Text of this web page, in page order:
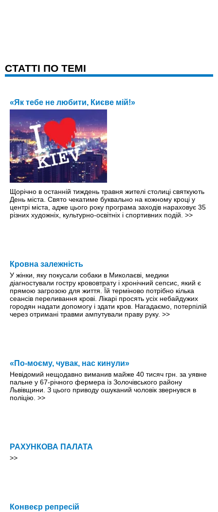
CТАТТІ ПО ТЕМІ
«Як тебе не любити, Києве мій!»
Щорічно в останній тиждень травня жителі столиці святкують
День міста. Свято чекатиме буквально на кожному кроці y
центрі міста, адже цього року програма заходів нараховує 35
різних художніх, культурно-освітніх і спортивних подій. >>
Кровна залежність
У жінки, яку покусали собаки в Миколаєві, медики
діагностували гостру крововтрату і хронічний сепсис, який є
прямою загрозою для життя. Їй терміново потрібно кілька
сеансів переливання крові. Лікарі просять усіх небайдужих
городян надати допомогу і здати кров. Нагадаємо, потерпілій
через отримані травми ампутували праву руку. >>
«По-моєму, чувак, нас кинули»
Невідомий нещодавно виманив майже 40 тисяч грн. за уявне
пальне у 67-річного фермера із Золочівського району
Львівщини. З цього приводу ошуканий чоловік звернувся в
поліцію. >>
РАХУНКОВА ПАЛАТА
>>
Конвеєр репресій